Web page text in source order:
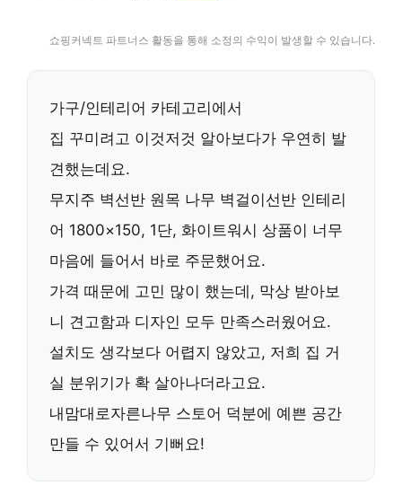
쇼핑커넥트 파트너스 활동을 통해 소정의 수익이 발생할 수 있습니다.
가구/인테리어 카테고리에서
집 꾸미려고 이것저것 알아보다가 우연히 발
견했는데요.
무지주 벽선반 원목 나무 벽걸이선반 인테리
어 1800×150, 1단, 화이트워시 상품이 너무
마음에 들어서 바로 주문했어요.
가격 때문에 고민 많이 했는데, 막상 받아보
니 견고함과 디자인 모두 만족스러웠어요.
설치도 생각보다 어렵지 않았고, 저희 집 거
실 분위기가 확 살아나더라고요.
내맘대로자른나무 스토어 덕분에 예쁜 공간
만들 수 있어서 기뻐요!